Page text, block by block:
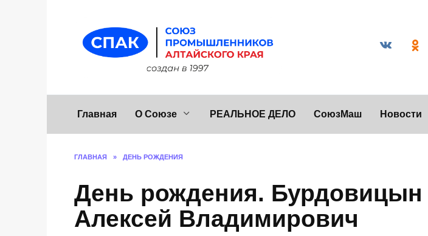
Главная О Союзе РЕАЛЬНОЕ ДЕЛО СоюзМаш Новости
ГЛАВНАЯ » ДЕНЬ РОЖДЕНИЯ
День рождения. Бурдовицын
Алексей Владимирович